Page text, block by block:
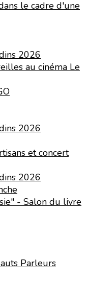
le cadre d'une
2026
au cinéma Le
2026
et concert
2026
- Salon du livre
Parleurs